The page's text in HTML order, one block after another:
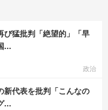
び猛批判「絶望的」「早
...
政治
新代表を批判「こんなの
...